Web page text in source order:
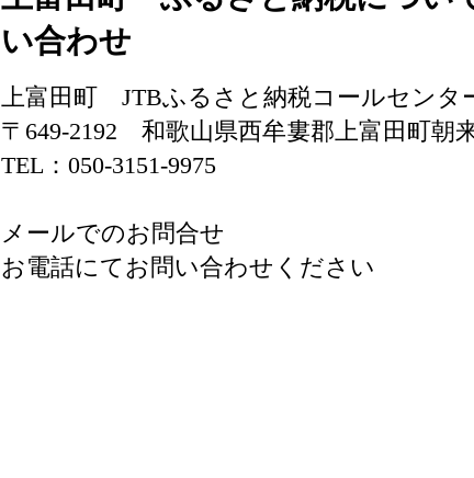
い合わせ
上富田町 JTBふるさと納税コールセンタ
〒649-2192 和歌山県西牟婁郡上富田町朝
TEL：050-3151-9975
メールでのお問合せ
お電話にてお問い合わせください